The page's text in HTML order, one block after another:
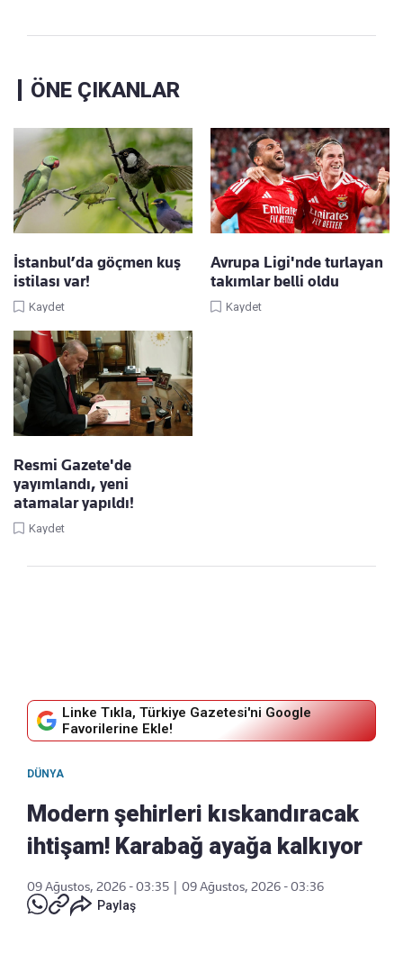
ÖNE ÇIKANLAR
İstanbul’da göçmen kuş
istilası var!
Kaydet
Avrupa Ligi'nde turlayan
takımlar belli oldu
Kaydet
Resmi Gazete'de
yayımlandı, yeni
atamalar yapıldı!
Kaydet
Linke Tıkla, Türkiye Gazetesi'ni Google
Favorilerine Ekle!
DÜNYA
Modern şehirleri kıskandıracak
ihtişam! Karabağ ayağa kalkıyor
09 Ağustos, 2026 - 03:35
09 Ağustos, 2026 - 03:36
Paylaş